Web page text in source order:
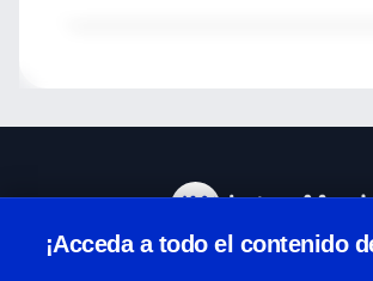
¡Acceda a todo el contenido